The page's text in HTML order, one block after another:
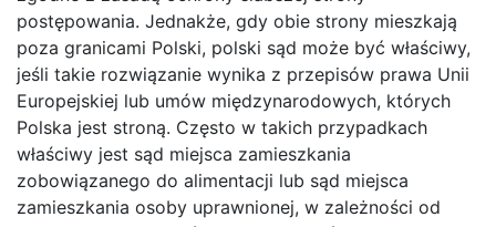
postępowania. Jednakże, gdy obie strony mieszkają
poza granicami Polski, polski sąd może być właściwy,
jeśli takie rozwiązanie wynika z przepisów prawa Unii
Europejskiej lub umów międzynarodowych, których
Polska jest stroną. Często w takich przypadkach
właściwy jest sąd miejsca zamieszkania
zobowiązanego do alimentacji lub sąd miejsca
zamieszkania osoby uprawnionej, w zależności od